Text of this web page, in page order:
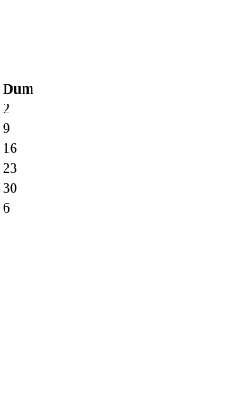
Dum
2
9
16
23
30
6